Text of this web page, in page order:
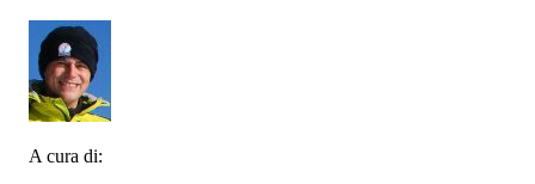
A cura di: